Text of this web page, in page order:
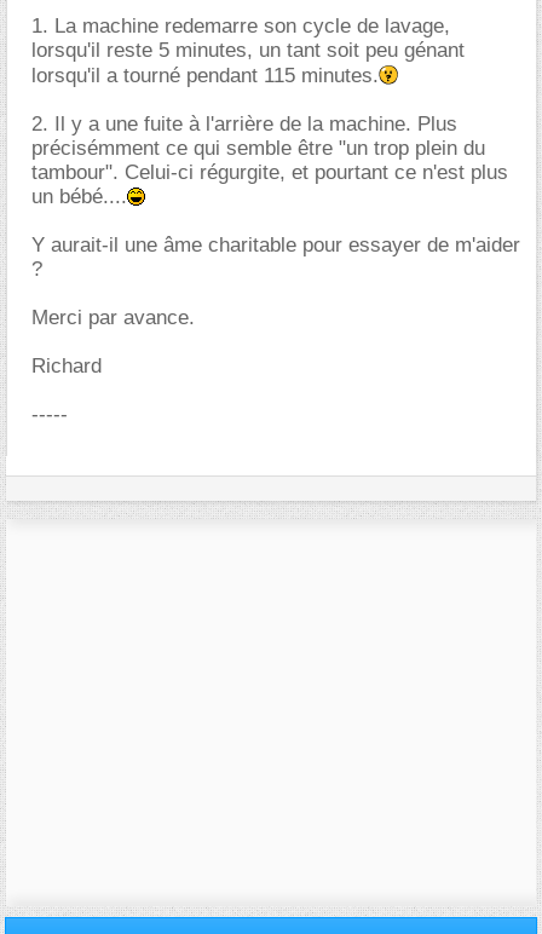
1. La machine redemarre son cycle de lavage,
lorsqu'il reste 5 minutes, un tant soit peu génant
lorsqu'il a tourné pendant 115 minutes.
2. Il y a une fuite à l'arrière de la machine. Plus
précisémment ce qui semble être "un trop plein du
tambour". Celui-ci régurgite, et pourtant ce n'est plus
un bébé....
Y aurait-il une âme charitable pour essayer de m'aider
?
Merci par avance.
Richard
-----